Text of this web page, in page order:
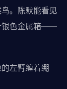
。陈默能看见
银色金属箱——
左臂缠着绷